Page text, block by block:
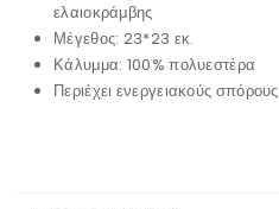
ελαιοκράμβης
Μέγεθος: 23*23 εκ.
Κάλυμμα: 100% πολυεστέρα
Περιέχει ενεργειακούς σπόρους